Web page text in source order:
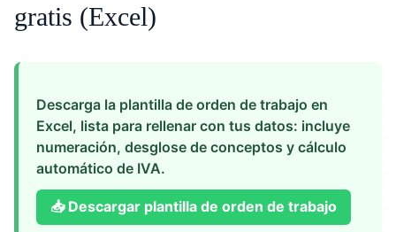
gratis (Excel)
Descarga la plantilla de orden de trabajo en
Excel, lista para rellenar con tus datos: incluye
numeración, desglose de conceptos y cálculo
automático de IVA.
📥 Descargar plantilla de orden de trabajo